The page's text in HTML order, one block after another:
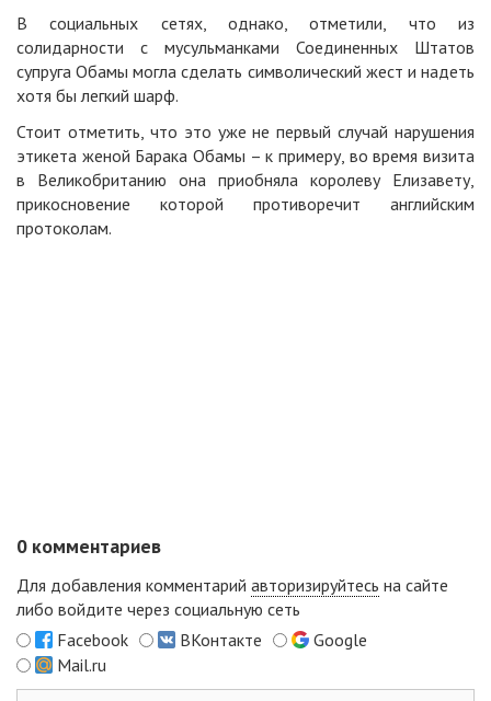
В социальных сетях, однако, отметили, что из
солидарности с мусульманками Соединенных Штатов
супруга Обамы могла сделать символический жест и надеть
хотя бы легкий шарф.
Стоит отметить, что это уже не первый случай нарушения
этикета женой Барака Обамы – к примеру, во время визита
в Великобританию она приобняла королеву Елизавету,
прикосновение которой противоречит английским
протоколам.
0 комментариев
Для добавления комментарий авторизируйтесь на сайте
либо войдите через социальную сеть
Facebook
ВКонтакте
Google
Mail.ru